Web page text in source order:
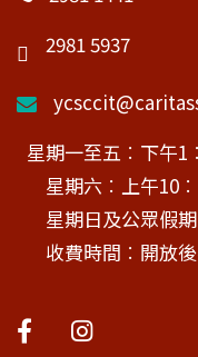
2981 5937
星期一至五︰下午
星期六︰上午
星期日及公眾假
收費時間︰開放